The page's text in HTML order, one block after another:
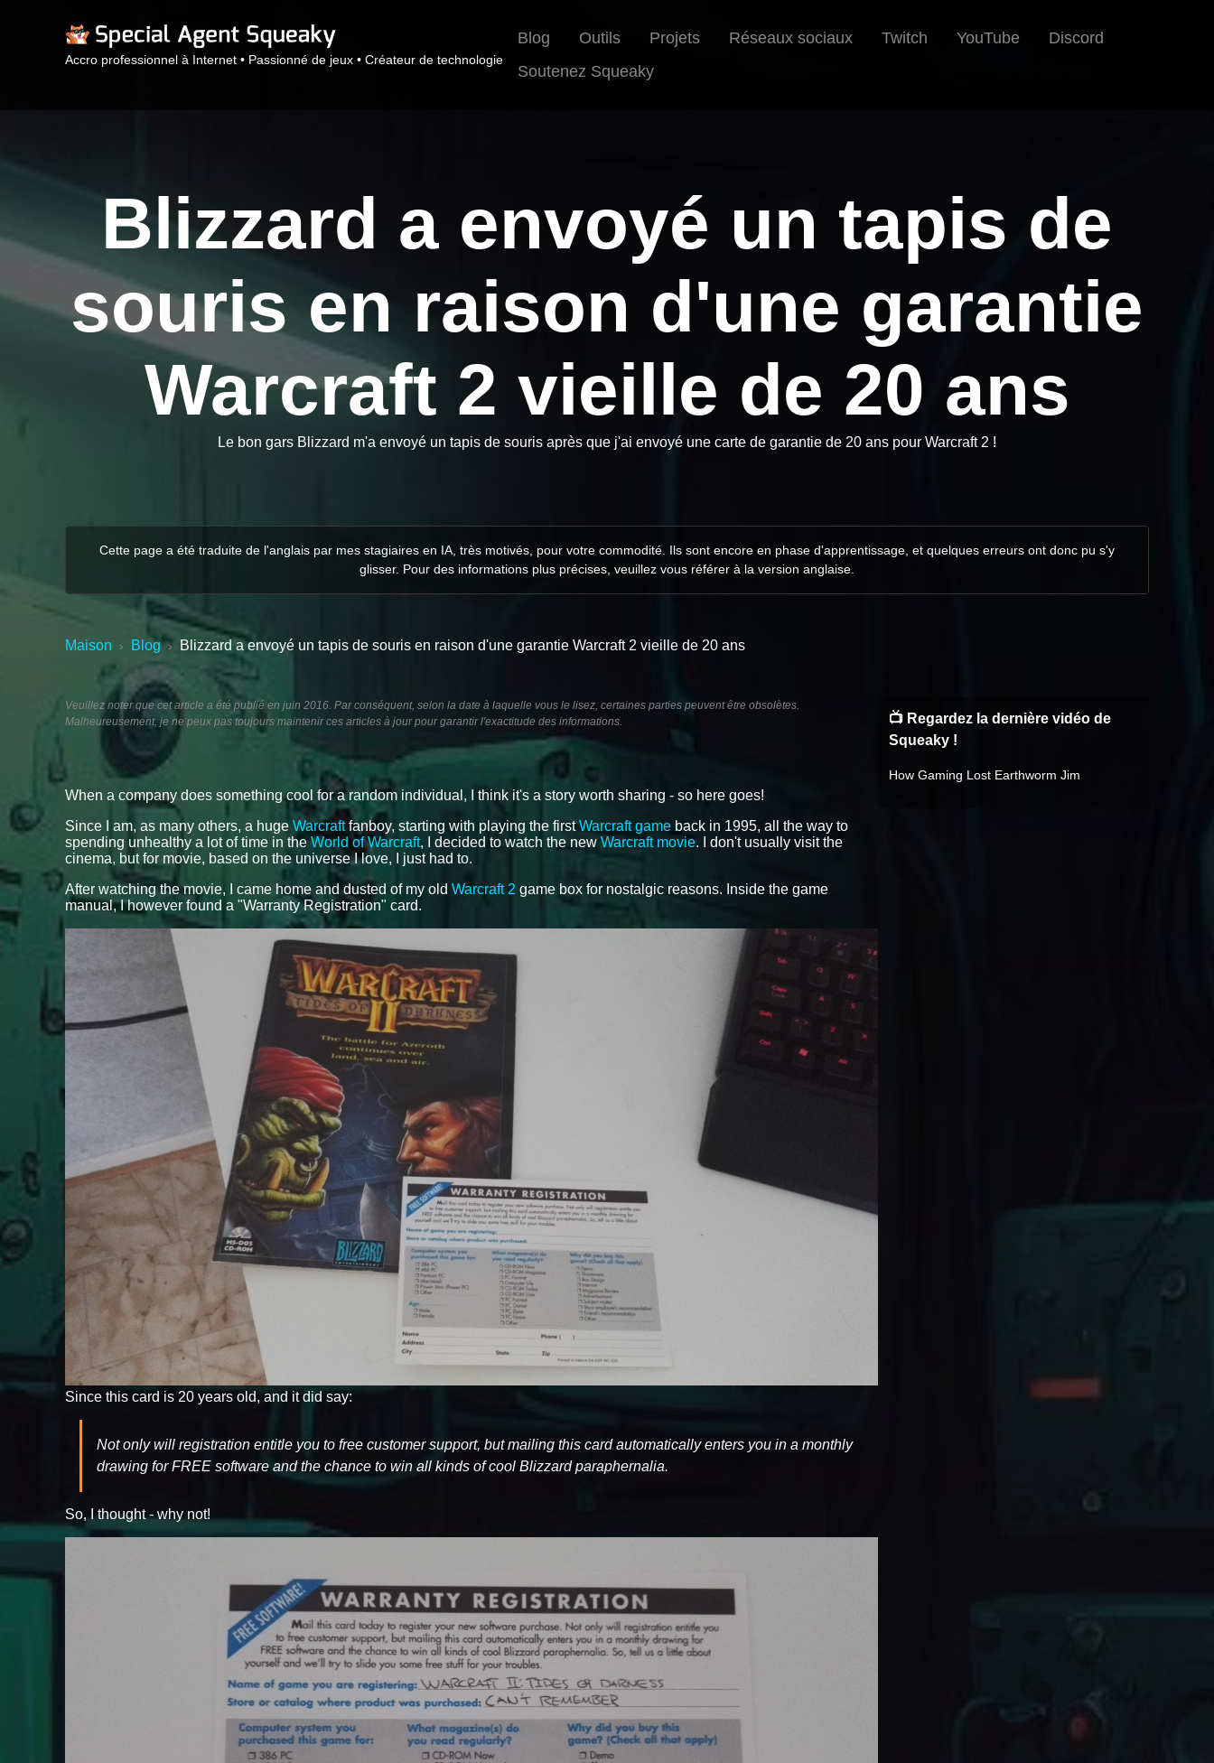
Accro professionnel à Internet • Passionné de jeux • Créateur de technologie
Blog Outils Projets Réseaux sociaux Twitch YouTube
Discord
Soutenez Squeaky
Blizzard a envoyé un tapis de
souris en raison d'une garantie
Warcraft 2 vieille de 20 ans
Le bon gars Blizzard m'a envoyé un tapis de souris après que j'ai envoyé une carte de garantie de 20 ans pour Warcraft 2 !
Cette page a été traduite de l'anglais par mes stagiaires en IA, très motivés, pour votre commodité. Ils sont encore en phase d'apprentissage, et quelques erreurs ont donc pu s'y
glisser. Pour des informations plus précises, veuillez vous référer à la version anglaise.
Maison › Blog › Blizzard a envoyé un tapis de souris en raison d'une garantie Warcraft 2 vieille de 20 ans
Veuillez noter que cet article a été publié en juin 2016. Par conséquent, selon la date à laquelle vous le lisez, certaines parties peuvent être obsolètes.
Malheureusement, je ne peux pas toujours maintenir ces articles à jour pour garantir l'exactitude des informations.
When a company does something cool for a random individual, I think it's a story worth sharing - so here goes!
Since I am, as many others, a huge Warcraftfanboy, starting with playing the firstWarcraft game back in 1995, all the way to
spending unhealthy a lot of time in theWorld of Warcraft, I decided to watch the new Warcraft movie. I don't usually visit the
cinema, but for movie, based on the universe I love, I just had to.
After watching the movie, I came home and dusted of my old Warcraft 2 game box for nostalgic reasons. Inside the game
manual, I however found a "Warranty Registration" card.
Since this card is 20 years old, and it did say:
Not only will registration entitle you to free customer support, but mailing this card automatically enters you in a monthly
drawing for FREE software and the chance to win all kinds of cool Blizzard paraphernalia.
So, I thought - why not!
📺 Regardez la dernière vidéo de
Squeaky !
How Gaming Lost Earthworm Jim